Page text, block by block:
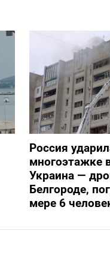
Россия
многоэтажке
Украина —
Белгороде,
мере 6